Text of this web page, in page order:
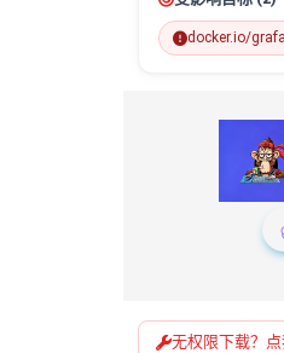
docker.io/
无权限下载？